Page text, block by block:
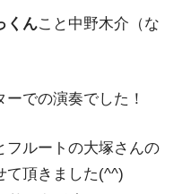
くんこと中野木介（な
での演奏でした！
フルートの大塚さんの
て頂きました(^^)